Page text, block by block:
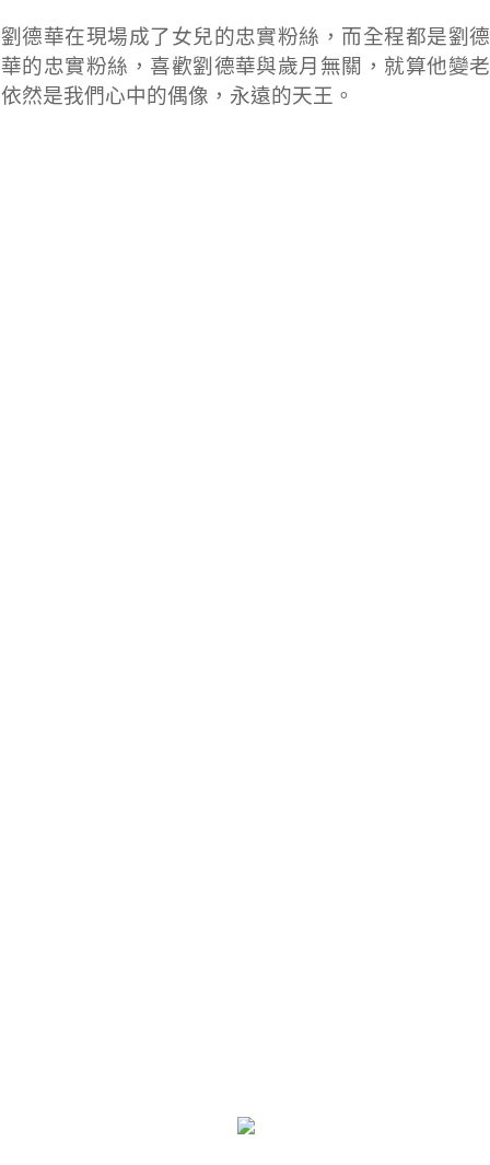
劉德華在現場成了女兒的忠實粉絲，而全程都是劉德
華的忠實粉絲，喜歡劉德華與歲月無關，就算他變老
依然是我們心中的偶像，永遠的天王。